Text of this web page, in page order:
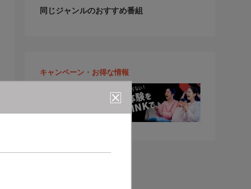
同じジャンルのおすすめ番組
キャンペーン・お得な情報